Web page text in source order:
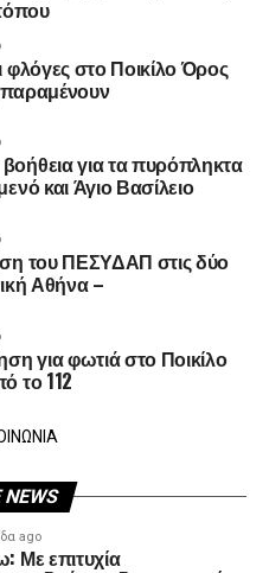
στο Ποικίλο Όρος
παραμένουν
για τα πυρόπληκτα
και Άγιο Βασίλειο
του ΠΕΣΥΔΑΠ στις δύο
Αθήνα –
για φωτιά στο Ποικίλο
το 112
NEWS
ago
Με επιτυχία